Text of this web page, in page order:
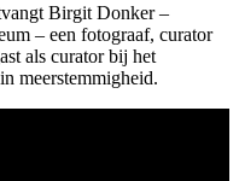
Birgit Donker –
– een fotograaf, curator
als curator bij het
meerstemmigheid.